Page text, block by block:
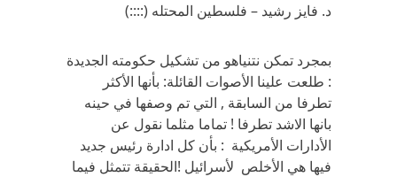
د. فايز رشيد – فلسطين المحتله (::::)
بمجرد تمكن نتنياهو من تشكيل حكومته الجديدة
: طلعت علينا الأصوات القائلة: بأنها الأكثر
تطرفا من السابقة , التي تم وصفها في حينه
بانها الاشد تطرفا ! تماما مثلما نقول عن
الأدارات الأمريكية : بأن كل ادارة رئيس جديد
فيها هي الأخلص لأسرائيل !الحقيقة تتمثل فيما